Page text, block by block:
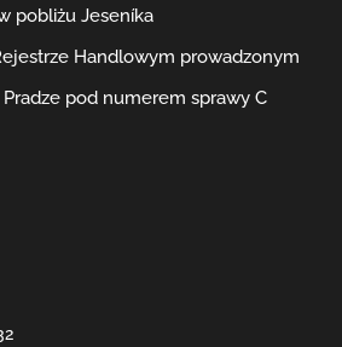
pobliżu Jeseníka
Handlowym prowadzonym
pod numerem sprawy C